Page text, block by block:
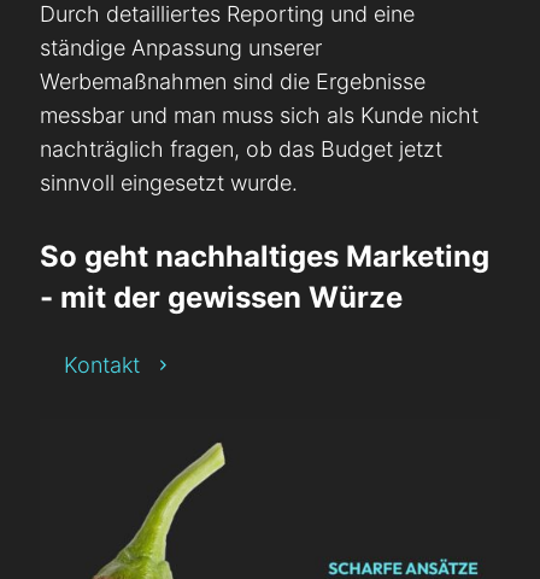
Durch detailliertes Reporting und eine
ständige Anpassung unserer
Werbemaßnahmen sind die Ergebnisse
messbar und man muss sich als Kunde nicht
nachträglich fragen, ob das Budget jetzt
sinnvoll eingesetzt wurde.
So geht nachhaltiges Marketing
- mit der gewissen Würze
Kontakt